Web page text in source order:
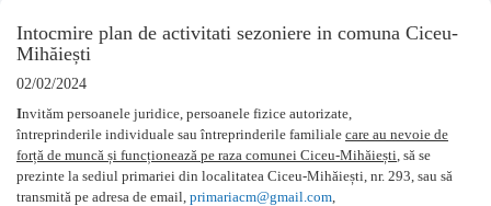
Intocmire plan de activitati sezoniere in comuna Ciceu-
Mihăiești
02/02/2024
Invităm persoanele juridice, persoanele fizice autorizate,
întreprinderile individuale sau întreprinderile familiale care au nevoie de
forță de muncă și funcționează pe raza comunei Ciceu-Mihăiești , să se
prezinte la sediul primariei din localitatea Ciceu-Mihăiești, nr. 293, sau să
transmită pe adresa de email, primariacm@gmail.com